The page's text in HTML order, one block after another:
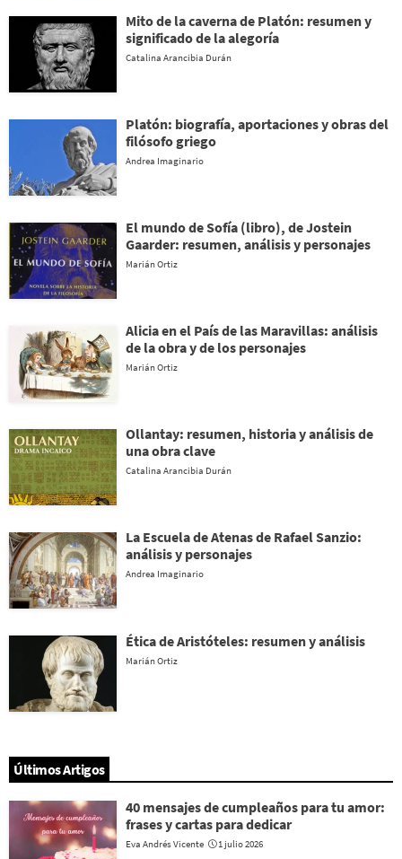
Mito de la caverna de Platón: resumen y
significado de la alegoría
Catalina Arancibia Durán
Platón: biografía, aportaciones y obras del
filósofo griego
Andrea Imaginario
El mundo de Sofía (libro), de Jostein
Gaarder: resumen, análisis y personajes
Marián Ortiz
Alicia en el País de las Maravillas: análisis
de la obra y de los personajes
Marián Ortiz
Ollantay: resumen, historia y análisis de
una obra clave
Catalina Arancibia Durán
La Escuela de Atenas de Rafael Sanzio:
análisis y personajes
Andrea Imaginario
Ética de Aristóteles: resumen y análisis
Marián Ortiz
Últimos Artigos
40 mensajes de cumpleaños para tu amor:
frases y cartas para dedicar
Eva Andrés Vicente 1 julio 2026